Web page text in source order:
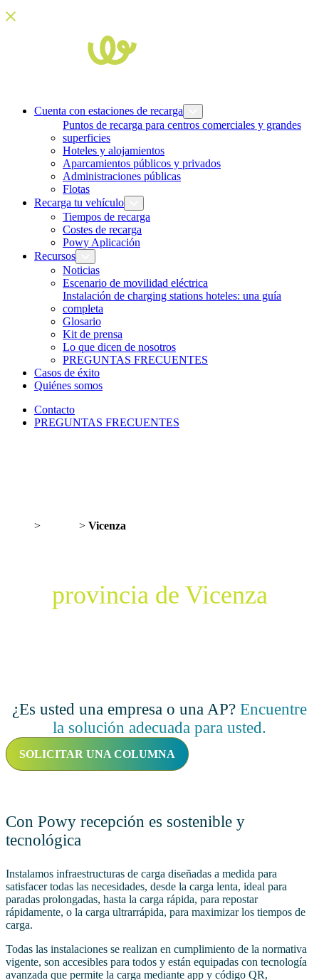
Cuenta con estaciones de recarga
Puntos de recarga para centros comerciales y grandes
superficies
Hoteles y alojamientos
Aparcamientos públicos y privados
Administraciones públicas
Flotas
Recarga tu vehículo
Tiempos de recarga
Costes de recarga
Powy Aplicación
Recursos
Noticias
Escenario de movilidad eléctrica
Instalación de charging stations hoteles: una guía
completa
Glosario
Kit de prensa
Lo que dicen de nosotros
PREGUNTAS FRECUENTES
Casos de éxito
Quiénes somos
Contacto
PREGUNTAS FRECUENTES
> > Vicenza
provincia de Vicenza
¿Es usted una empresa o una AP? Encuentre
la solución adecuada para usted.
SOLICITAR UNA COLUMNA
Con Powy recepción es sostenible y
tecnológica
Instalamos infraestructuras de carga diseñadas a medida para
satisfacer todas las necesidades, desde la carga lenta, ideal para
paradas prolongadas, hasta la carga rápida, para repostar
rápidamente, o la carga ultrarrápida, para maximizar los tiempos de
carga.
Todas las instalaciones se realizan en cumplimiento de la normativa
vigente, son accesibles para todos y están equipadas con tecnología
avanzada que permite la carga mediante app y código QR,